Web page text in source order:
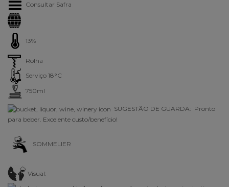
Consultar Safra
13%
Rolha
Serviço 18°C
750ml
SUGESTÃO DE GUARDA: Pronto
para beber. Excelente custo/benefício!
SOMMELIER
Visual: